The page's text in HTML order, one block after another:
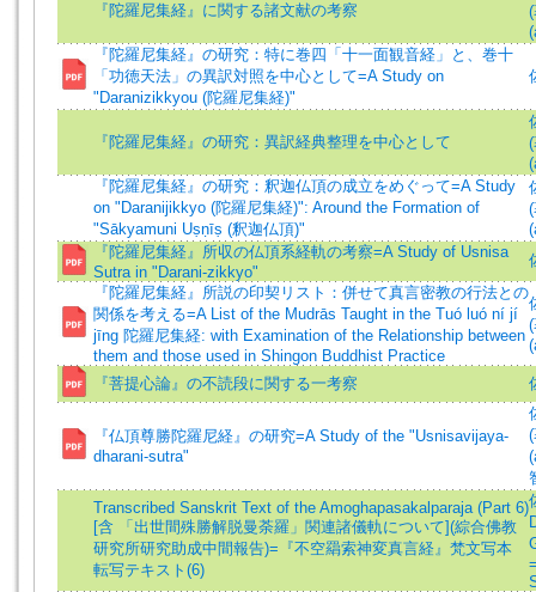
『陀羅尼集経』に関する諸文献の考察
『陀羅尼集経』の研究：特に巻四「十一面観音経」と、巻十
「功徳天法」の異訳対照を中心として=A Study on
"Daranizikkyou (陀羅尼集経)"
『陀羅尼集経』の研究：異訳経典整理を中心として
『陀羅尼集経』の研究：釈迦仏頂の成立をめぐって=A Study
on "Daranijikkyo (陀羅尼集経)": Around the Formation of
"Sākyamuni Uṣṇīṣ (釈迦仏頂)"
『陀羅尼集経』所収の仏頂系経軌の考察=A Study of Usnisa
Sutra in "Darani-zikkyo"
『陀羅尼集経』所説の印契リスト：併せて真言密教の行法との
関係を考える=A List of the Mudrās Taught in the Tuó luó ní jí
jīng 陀羅尼集経: with Examination of the Relationship between
them and those used in Shingon Buddhist Practice
『菩提心論』の不読段に関する一考察
『仏頂尊勝陀羅尼経』の研究=A Study of the "Usnisavijaya-
dharani-sutra"
Transcribed Sanskrit Text of the Amoghapasakalparaja (Part 6)
[含 「出世間殊勝解脱曼荼羅」関連諸儀軌について](綜合佛教
研究所研究助成中間報告)=『不空羂索神変真言経』梵文写本
転写テキスト(6)